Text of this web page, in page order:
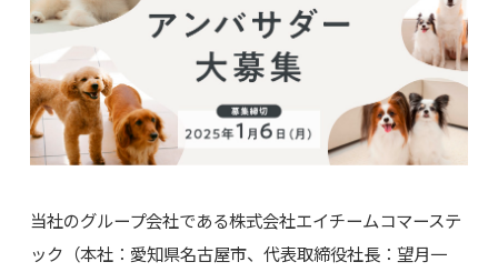
当社のグループ会社である株式会社エイチームコマーステ
ック（本社：愛知県名古屋市、代表取締役社長：望月一